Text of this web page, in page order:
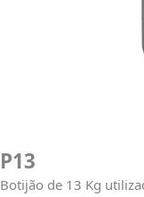
P13
Botijão de 13 Kg